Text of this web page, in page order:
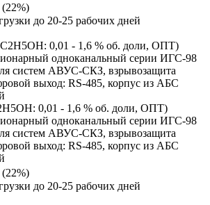
до 20-25 рабочих дней
0,01 - 1,6 % об. доли, ОПТ)
одноканальный серии ИГС-98
систем АВУС-СКЗ, взрывозащита
выход: RS-485, корпус из АБС
до 20-25 рабочих дней